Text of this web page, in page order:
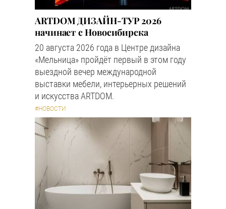
ARTDOM ДИЗАЙН-ТУР 2026
начинает с Новосибирска
20 августа 2026 года в Центре дизайна
«Мельница» пройдёт первый в этом году
выездной вечер международной
выставки мебели, интерьерных решений
и искусства ARTDOM.
#НОВОСТИ